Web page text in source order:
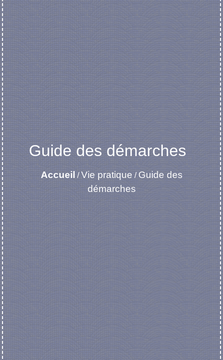
Guide des démarches
Accueil /Vie pratique / Guide des
démarches